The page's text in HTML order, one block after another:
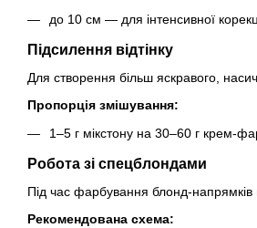
до 10 см — для інтенсивної
Підсилення відтінку
Для створення більш яскравого,
Пропорція змішування:
1–5 г мікстону на 30–60 г крем-
Робота зі спецблондами
Під час фарбування блонд-напрямків
Рекомендована схема: